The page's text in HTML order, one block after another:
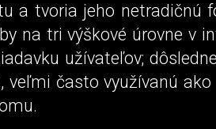
a tvoria jeho netradičnú
na tri výškové úrovne v
užívateľov;
veľmi často využívanú